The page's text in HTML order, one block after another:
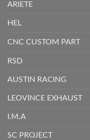
ARIETE
HEL
CNC CUSTOM PART
RSD
AUSTIN RACING
LEOVINCE EXHAUST
I.M.A
SC PROJECT